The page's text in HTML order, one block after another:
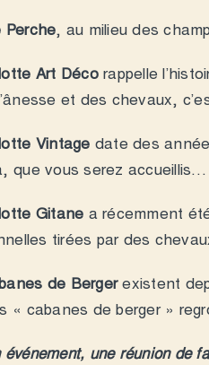
Perche, au milieu des
Art Décorappelle
et des chevaux,
Vintage date des
que vous serez accueillis…
Gitane a récemment
tirées par des
de Bergerexistent
« cabanes de berger »
événement, une réunion de